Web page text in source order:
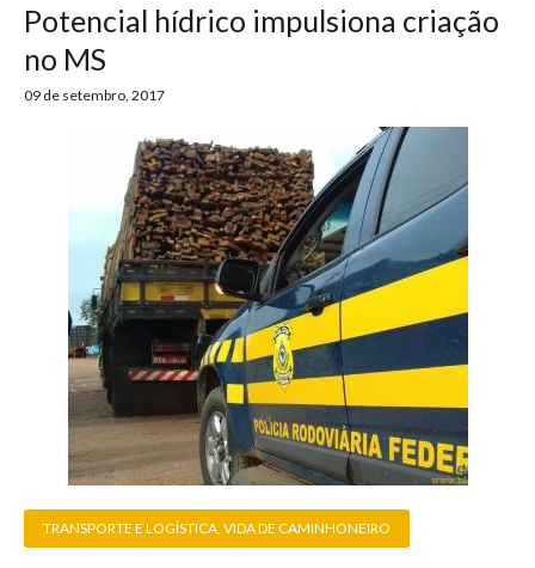
Potencial hídrico impulsiona criação
no MS
09 de setembro, 2017
TRANSPORTE E LOGÍSTICA VIDA DE CAMINHONEIRO